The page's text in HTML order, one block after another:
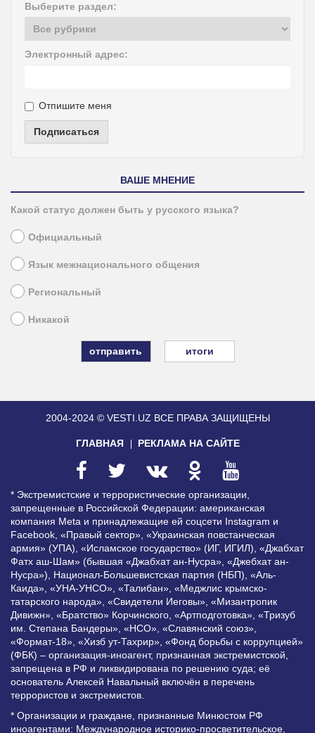
Выберите раздел:
Электронный адрес:
Отпишите меня
Подписаться
ВАШЕ МНЕНИЕ
Какой статус должен быть у русского языка?
Официальный
Язык межнационального общения
Региональный
Никакой
итоги
2004-2024 © VESTI.UZ ВСЕ ПРАВА ЗАЩИЩЕНЫ
ГЛАВНАЯ РЕКЛАМА НА САЙТЕ
* Экстремистские и террористические организации,
запрещенные в Российской Федерации: американская
компания Meta и принадлежащие ей соцсети Instagram и
Facebook, «Правый сектор», «Украинская повстанческая
армия» (УПА), «Исламское государство» (ИГ, ИГИЛ), «Джабхат
Фатх аш-Шам» (бывшая «Джабхат ан-Нусра», «Джебхат ан-
Нусра»), Национал-Большевистская партия (НБП), «Аль-
Каида», «УНА-УНСО», «Талибан», «Меджлис крымско-
татарского народа», «Свидетели Иеговы», «Мизантропик
Дивижн», «Братство» Корчинского, «Артподготовка», «Тризуб
им. Степана Бандеры», «НСО», «Славянский союз»,
«Формат-18», «Хизб ут-Тахрир», «Фонд борьбы с коррупцией»
(ФБК) – организация-иноагент, признанная экстремистской,
запрещена в РФ и ликвидирована по решению суда; её
основатель Алексей Навальный включён в перечень
террористов и экстремистов.
* Организации и граждане, признанные Минюстом РФ
иноагентами: Международное историко-просветительское,